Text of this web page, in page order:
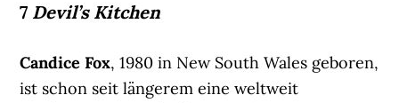
7 Devil’s Kitchen
Candice Fox, 1980 in New South Wales geboren,
ist schon seit längerem eine weltweit